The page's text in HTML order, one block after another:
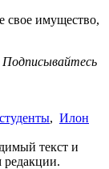
свое имущество,
Подписывайтесь
студенты, Илон
текст и
редакции.